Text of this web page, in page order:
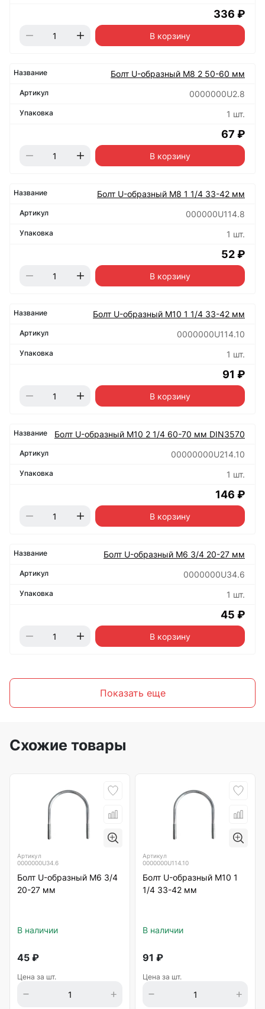
336 ₽
В корзину
Болт U-образный М8 2 50-60 мм
0000000U2.8
1 шт.
67 ₽
В корзину
Болт U-образный М8 1 1/4 33-42 мм
000000U114.8
1 шт.
52 ₽
В корзину
Болт U-образный М10 1 1/4 33-42 мм
0000000U114.10
1 шт.
91 ₽
В корзину
Болт U-образный М10 2 1/4 60-70 мм DIN3570
00000000U214.10
1 шт.
146 ₽
В корзину
Болт U-образный М6 3/4 20-27 мм
0000000U34.6
1 шт.
45 ₽
В корзину
Показать еще
Схожие товары
Артикул
0000000U34.6
Болт U-образный М6 3/4
20-27 мм
В наличии
45 ₽
Цена за шт.
Артикул
0000000U114.10
Болт U-образный М10 1
1/4 33-42 мм
В наличии
91 ₽
Цена за шт.